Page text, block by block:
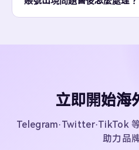
立即開始海
Telegram·Twitter·TikTok
助力品